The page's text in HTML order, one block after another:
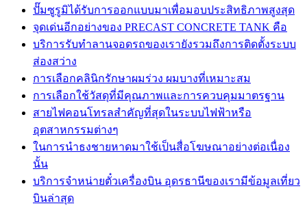
ปั๊มซูรูมิได้รับการออกแบบมาเพื่อมอบประสิทธิภาพสูงสุด
จุดเด่นอีกอย่างของ PRECAST CONCRETE TANK คือ
บริการรับทำลานจอดรถของเรายังรวมถึงการติดตั้งระบบ
ส่องสว่าง
การเลือกคลินิกรักษาผมร่วง ผมบางที่เหมาะสม
การเลือกใช้วัสดุที่มีคุณภาพและการควบคุมมาตรฐาน
สายไฟคอนโทรลสำคัญที่สุดในระบบไฟฟ้าหรือ
อุตสาหกรรมต่างๆ
ในการนำธงชายหาดมาใช้เป็นสื่อโฆษณาอย่างต่อเนื่อง
นั้น
บริการจำหน่ายตั๋วเครื่องบิน อุดรธานีของเรามีข้อมูลเที่ยว
บินล่าสุด